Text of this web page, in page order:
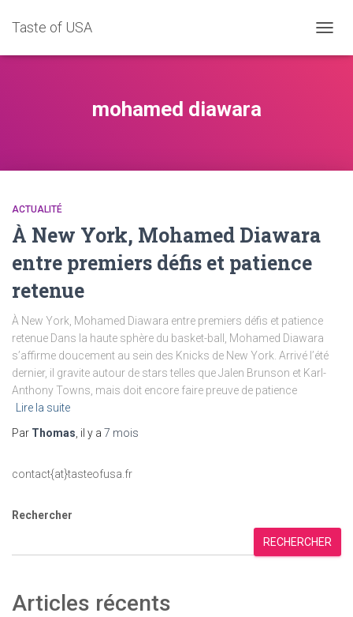
Taste of USA
LA
mohamed diawara
ACTUALITÉ
À New York, Mohamed Diawara
entre premiers défis et patience
retenue
À New York, Mohamed Diawara entre premiers défis et patience
retenue Dans la haute sphère du basket-ball, Mohamed Diawara
s’affirme doucement au sein des Knicks de New York. Arrivé l’été
dernier, il gravite autour de stars telles que Jalen Brunson et Karl-
Anthony Towns, mais doit encore faire preuve de patience
Lire la suite
Par Thomas , il y a 7 mois
contact{at}tasteofusa.fr
Rechercher
RECHERCHER
Articles récents